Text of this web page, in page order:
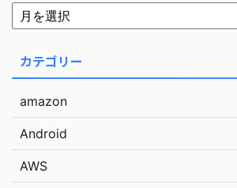
カテゴリー
amazon
Android
AWS